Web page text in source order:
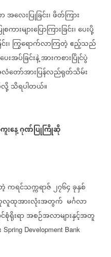
အလေးပြုခြင်း၊ဖိတ်ကြား
ားများပြောကြားခြင်း၊ပေးပို့
၊ ကြွရောက်လာကြတဲ့ဧည့်သည်
းအပ်ခြင်းနဲ့အားကစားပြိုင်ပွဲ
တော်အားပြန်လည်ရုတ်သိမ်း
သိရပါတယ်။
းနေ့ဂုဏ်ပြုကြိုဆို
ကရင်သက္ကရာဇ်၂၇၆၄ခုနှစ်
လူထုအားလုံးအတွက် မင်္ဂလာ
စုံရိုးရာအစဉ်အလာများနှင့်အတူ
Spring Development Bank